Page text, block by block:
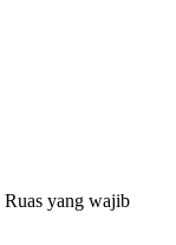
Ruas yang wajib